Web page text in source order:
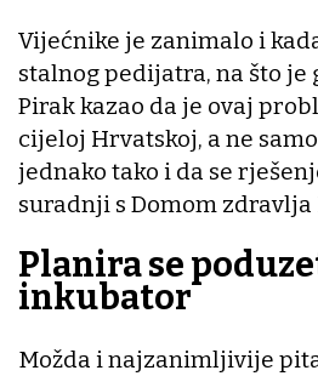
Vijećnike je zanimalo i
stalnog pedijatra, na što
Pirak kazao da je ovaj
cijeloj Hrvatskoj, a ne
jednako tako i da se
suradnji s Domom zdravlja
Planira se
inkubator
Možda i najzanimljivije